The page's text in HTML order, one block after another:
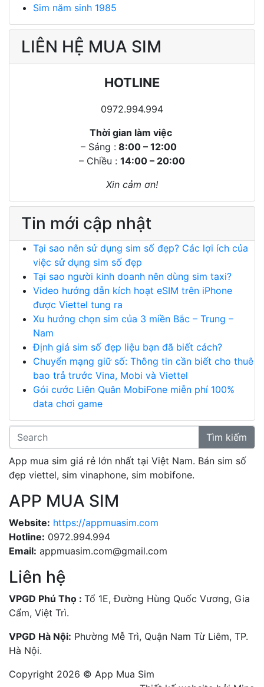
Sim năm sinh 1985
LIÊN HỆ MUA SIM
HOTLINE
0972.994.994
Thời gian làm việc
– Sáng :8:00 – 12:00
– Chiều : 14:00 – 20:00
Xin cảm ơn!
Tin mới cập nhật
Tại sao nên sử dụng sim số đẹp? Các lợi ích của
việc sử dụng sim số đẹp
Tại sao người kinh doanh nên dùng sim taxi?
Video hướng dẫn kích hoạt eSIM trên iPhone
được Viettel tung ra
Xu hướng chọn sim của 3 miền Bắc – Trung –
Nam
Định giá sim số đẹp liệu bạn đã biết cách?
Chuyển mạng giữ số: Thông tin cần biết cho thuê
bao trả trước Vina, Mobi và Viettel
Gói cước Liên Quân MobiFone miễn phí 100%
data chơi game
Tìm kiếm
App mua sim giá rẻ lớn nhất tại Việt Nam. Bán sim số
đẹp viettel, sim vinaphone, sim mobifone.
APP MUA SIM
Website: https://appmuasim.com
Hotline: 0972.994.994
Email: appmuasim.com@gmail.com
Liên hệ
VPGD Phú Thọ : Tổ 1E, Đường Hùng Quốc Vương, Gia
Cẩm, Việt Trì.
VPGD Hà Nội: Phường Mễ Trì, Quận Nam Từ Liêm, TP.
Hà Nội.
Copyright 2026 © App Mua Sim